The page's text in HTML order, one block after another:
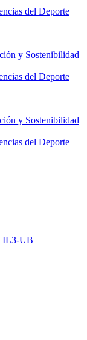
del Deporte
y Sostenibilidad
del Deporte
y Sostenibilidad
del Deporte
IL3-UB